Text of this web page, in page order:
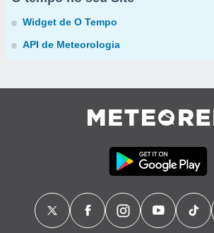
Widget de O Tempo
API de Meteorologia